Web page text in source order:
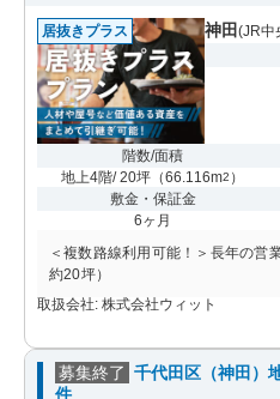
居抜きプラス 神田 (JR中
階数/面積
地上4階/ 20坪 （66.116m2 ）
敷金・保証金
6ヶ月
＜複数路線利用可能！＞長年の営
約20坪）
取扱会社: 株式会社ウィット
募集終了 千代田区（神田）
件